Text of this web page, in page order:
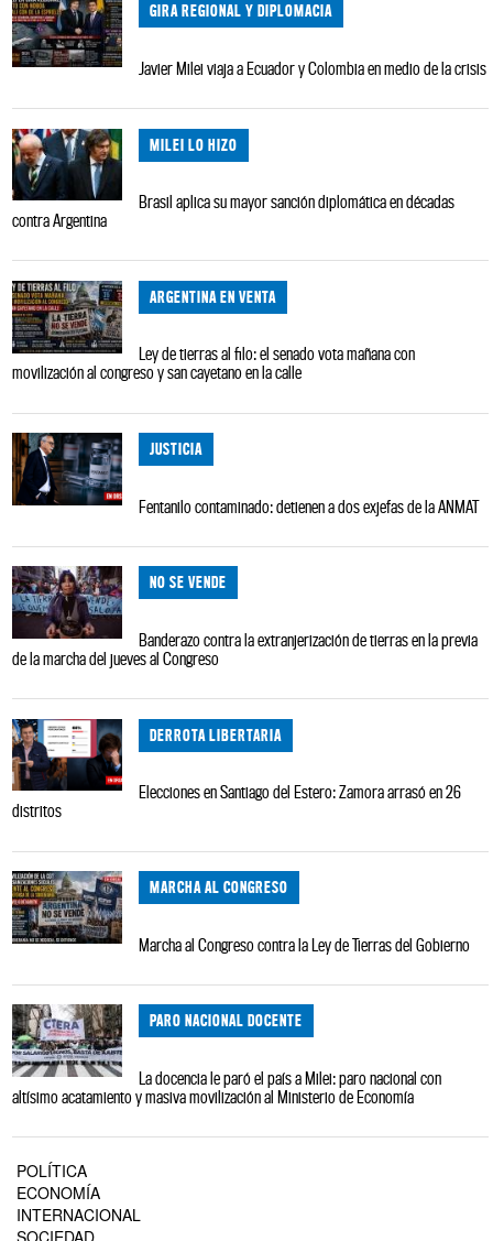
GIRA REGIONAL Y DIPLOMACIA
Javier Milei viaja a Ecuador y Colombia en medio de la crisis
MILEI LO HIZO
Brasil aplica su mayor sanción diplomática en décadas
contra Argentina
ARGENTINA EN VENTA
Ley de tierras al filo: el senado vota mañana con
movilización al congreso y san cayetano en la calle
JUSTICIA
Fentanilo contaminado: detienen a dos exjefas de la ANMAT
NO SE VENDE
Banderazo contra la extranjerización de tierras en la previa
de la marcha del jueves al Congreso
DERROTA LIBERTARIA
Elecciones en Santiago del Estero: Zamora arrasó en 26
distritos
MARCHA AL CONGRESO
Marcha al Congreso contra la Ley de Tierras del Gobierno
PARO NACIONAL DOCENTE
La docencia le paró el país a Milei: paro nacional con
altísimo acatamiento y masiva movilización al Ministerio de Economía
POLÍTICA
ECONOMÍA
INTERNACIONAL